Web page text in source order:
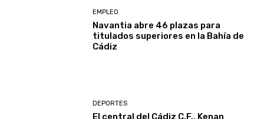
EMPLEO
Navantia abre 46 plazas para
titulados superiores en la Bahía de
Cádiz
DEPORTES
El central del Cádiz C.F., Kenan